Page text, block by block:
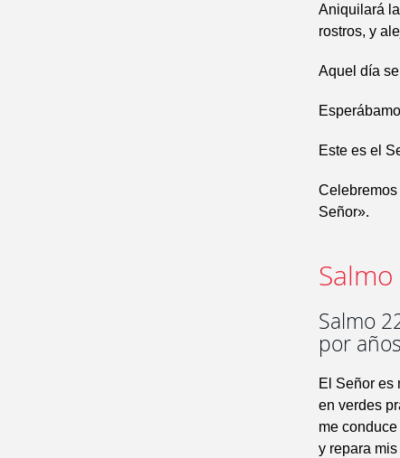
Aniquilará
rostros, y
Aquel día
Este es el
Celebremos
Señor».
Salmo
por
El Señor es
en verdes
me
y repara